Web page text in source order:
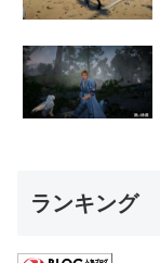
ランキング